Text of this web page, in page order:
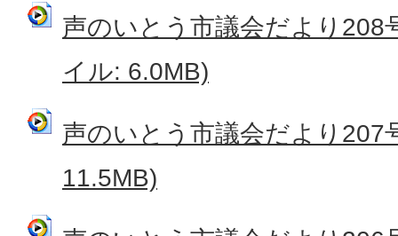
声のいとう市議会だより208
イル: 6.0MB)
声のいとう市議会だより207
11.5MB)